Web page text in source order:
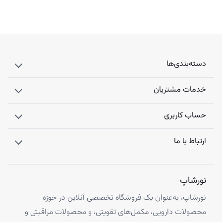
دسته‌بندی‌ها
خدمات مشتریان
حساب کاربری
ارتباط با ما
نورشاپ
نورشاپ، به‌عنوان یک فروشگاه تخصصی آنلاین در حوزه
محصولات دارویی، مکمل‌های تقویتی، و محصولات مراقبتی و